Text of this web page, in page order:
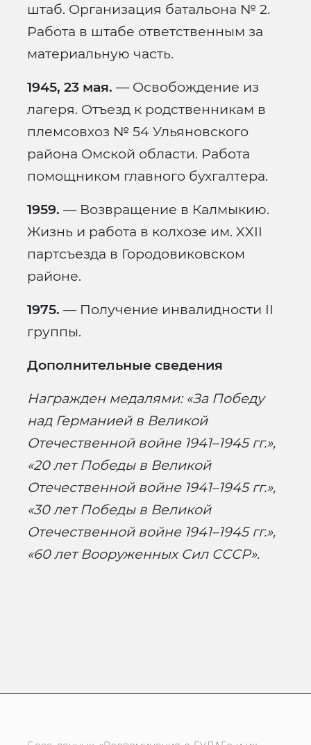
штаб. Организация батальона № 2.
Работа в штабе ответственным за
материальную часть.
1945, 23 мая. — Освобождение из
лагеря. Отъезд к родственникам в
племсовхоз № 54 Ульяновского
района Омской области. Работа
помощником главного бухгалтера.
1959. — Возвращение в Калмыкию.
Жизнь и работа в колхозе им. XXII
партсъезда в Городовиковском
районе.
1975. — Получение инвалидности II
группы.
Дополнительные сведения
Награжден медалями: «За Победу
над Германией в Великой
Отечественной войне 1941–1945 гг.»,
«20 лет Победы в Великой
Отечественной войне 1941–1945 гг.»,
«30 лет Победы в Великой
Отечественной войне 1941–1945 гг.»,
«60 лет Вооруженных Сил СССР».